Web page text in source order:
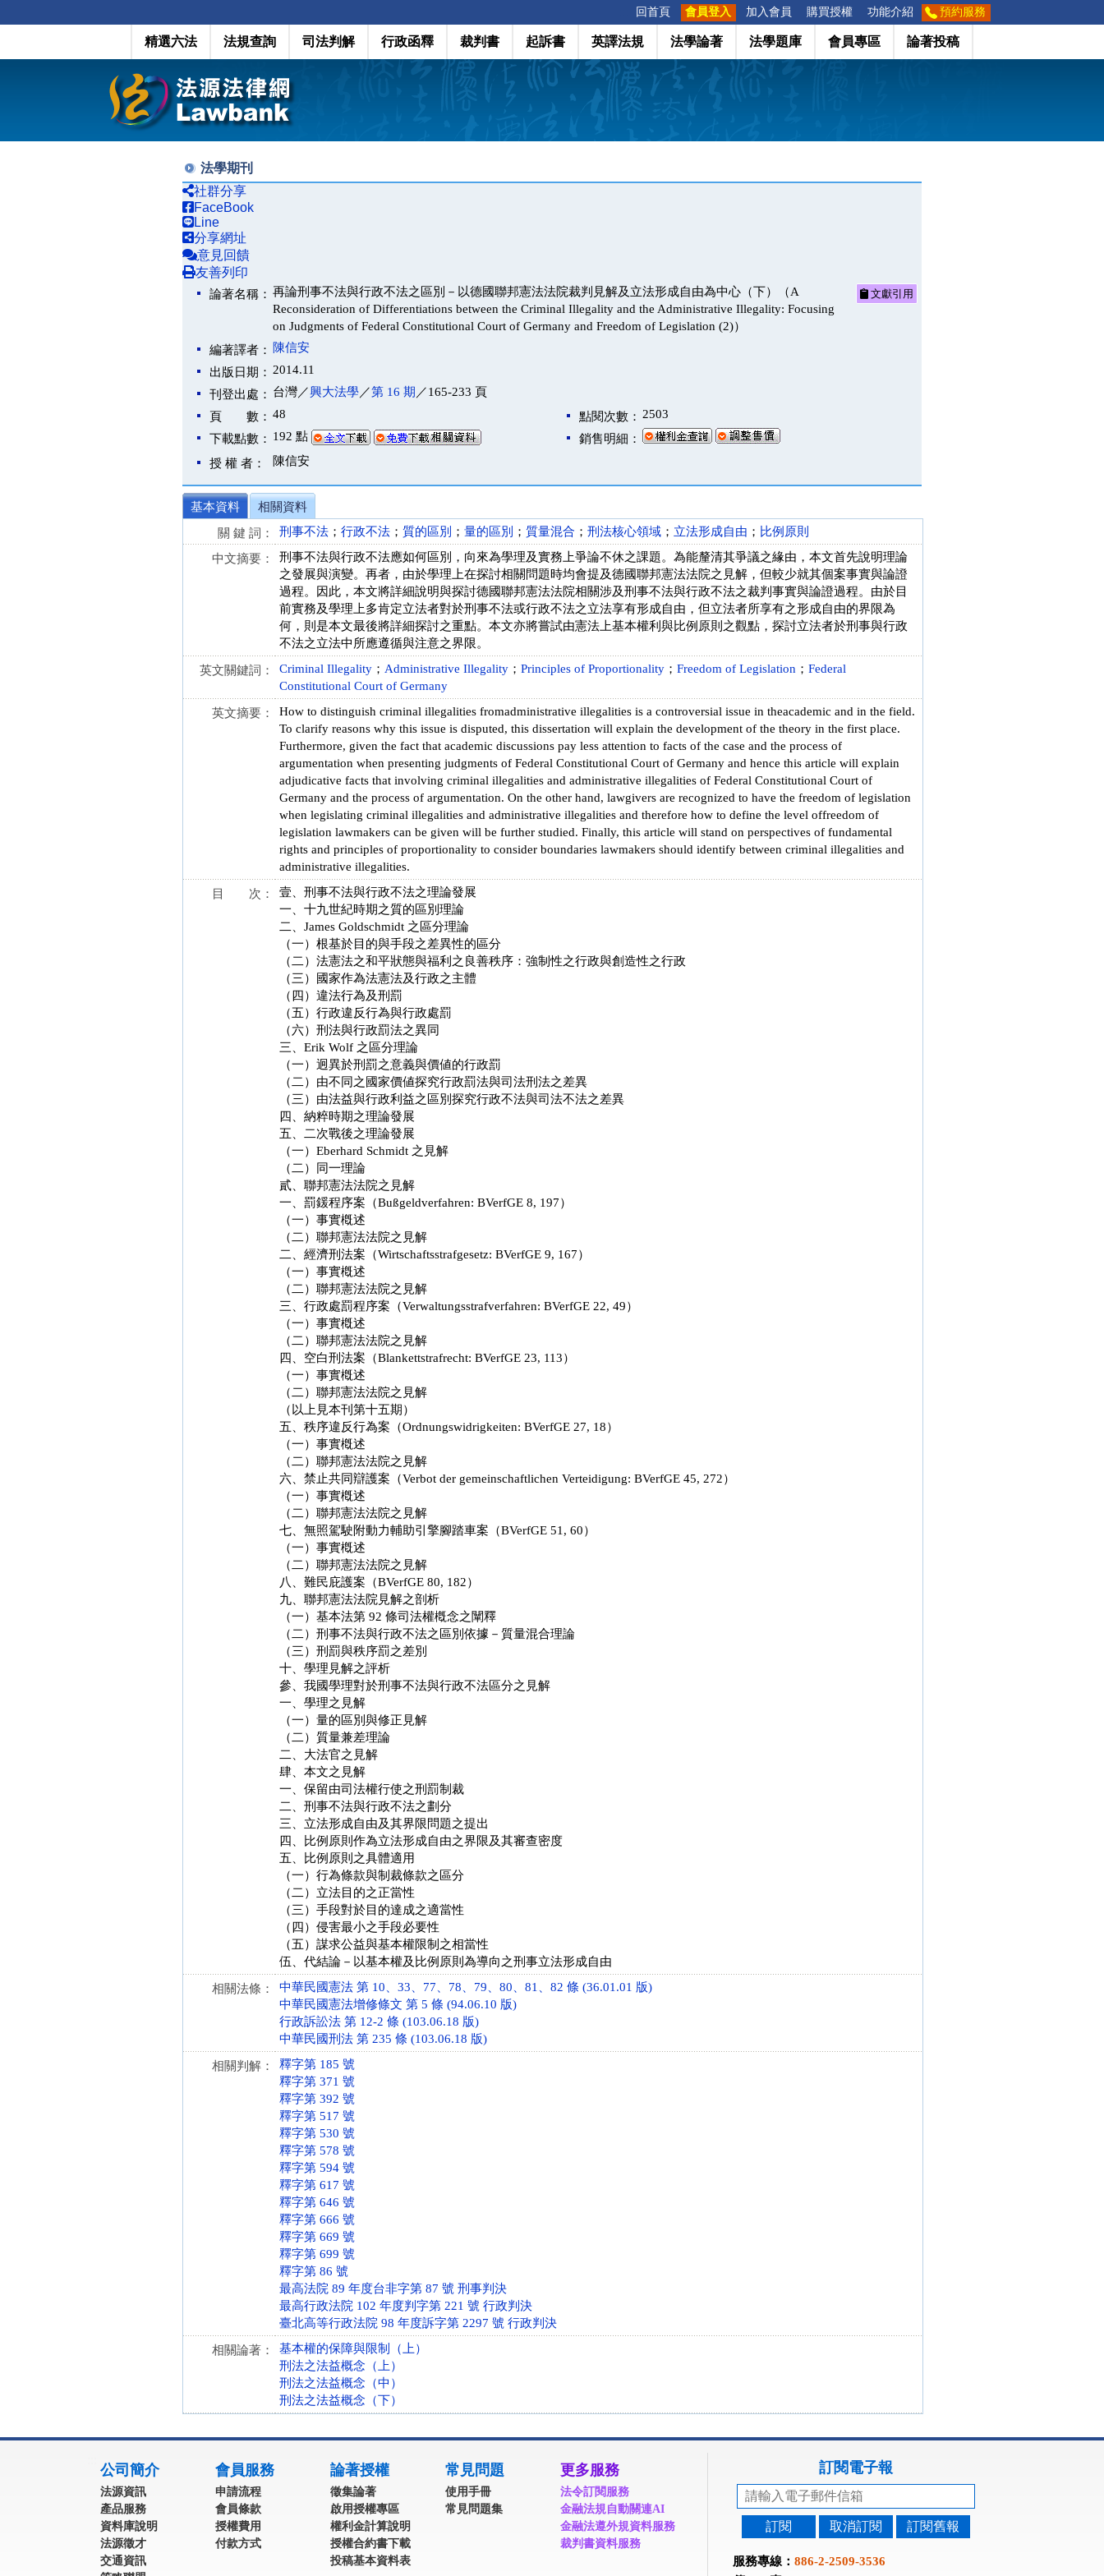
回首頁 會員登入 加入會員 購買授權 功能介紹 預約服務
精選六法 法規查詢 司法判解 行政函釋 裁判書 起訴書 英譯法規 法學論著 法學題庫 會員專區 論著投稿
法學期刊
社群分享
FaceBook
Line
分享網址
意見回饋
友善列印
論著名稱： 再論刑事不法與行政不法之區別－以德國聯邦憲法法院裁判見解及立法形成自由為中心（下）（A
Reconsideration of Differentiations between the Criminal Illegality and the Administrative Illegality: Focusing
on Judgments of Federal Constitutional Court of Germany and Freedom of Legislation (2)）
文獻引用
編著譯者：
陳信安
出版日期： 2014.11
刊登出處： 台灣／興大法學／第 16 期 ／165-233 頁
頁 數： 48 點閱次數： 2503
下載點數： 192 點
銷售明細：
授 權 者：
陳信安
基本資料
相關資料
關 鍵 詞：
刑事不法 ； 行政不法 ； 質的區別 ； 量的區別 ； 質量混合 ； 刑法核心領域 ； 立法形成自由 ； 比例原則
中文摘要：
刑事不法與行政不法應如何區別，向來為學理及實務上爭論不休之課題。為能釐清其爭議之緣由，本文首先說明理論
之發展與演變。再者，由於學理上在探討相關問題時均會提及德國聯邦憲法法院之見解，但較少就其個案事實與論證
過程。因此，本文將詳細說明與探討德國聯邦憲法法院相關涉及刑事不法與行政不法之裁判事實與論證過程。由於目
前實務及學理上多肯定立法者對於刑事不法或行政不法之立法享有形成自由，但立法者所享有之形成自由的界限為
何，則是本文最後將詳細探討之重點。本文亦將嘗試由憲法上基本權利與比例原則之觀點，探討立法者於刑事與行政
不法之立法中所應遵循與注意之界限。
英文關鍵詞： Criminal Illegality ； Administrative Illegality ； Principles of Proportionality ； Freedom of Legislation ； Federal
Constitutional Court of Germany
英文摘要：
How to distinguish criminal illegalities fromadministrative illegalities is a controversial issue in theacademic and in the field.
To clarify reasons why this issue is disputed, this dissertation will explain the development of the theory in the first place.
Furthermore, given the fact that academic discussions pay less attention to facts of the case and the process of
argumentation when presenting judgments of Federal Constitutional Court of Germany and hence this article will explain
adjudicative facts that involving criminal illegalities and administrative illegalities of Federal Constitutional Court of
Germany and the process of argumentation. On the other hand, lawgivers are recognized to have the freedom of legislation
when legislating criminal illegalities and administrative illegalities and therefore how to define the level offreedom of
legislation lawmakers can be given will be further studied. Finally, this article will stand on perspectives of fundamental
rights and principles of proportionality to consider boundaries lawmakers should identify between criminal illegalities and
administrative illegalities.
目 次：
壹、刑事不法與行政不法之理論發展
一、十九世紀時期之質的區別理論
二、James Goldschmidt 之區分理論
（一）根基於目的與手段之差異性的區分
（二）法憲法之和平狀態與福利之良善秩序：強制性之行政與創造性之行政
（三）國家作為法憲法及行政之主體
（四）違法行為及刑罰
（五）行政違反行為與行政處罰
（六）刑法與行政罰法之異同
三、Erik Wolf 之區分理論
（一）迥異於刑罰之意義與價値的行政罰
（二）由不同之國家價値探究行政罰法與司法刑法之差異
（三）由法益與行政利益之區別探究行政不法與司法不法之差異
四、納粹時期之理論發展
五、二次戰後之理論發展
（一）Eberhard Schmidt 之見解
（二）同一理論
貳、聯邦憲法法院之見解
一、罰鍰程序案（Bußgeldverfahren: BVerfGE 8, 197）
（一）事實槪述
（二）聯邦憲法法院之見解
二、經濟刑法案（Wirtschaftsstrafgesetz: BVerfGE 9, 167）
（一）事實槪述
（二）聯邦憲法法院之見解
三、行政處罰程序案（Verwaltungsstrafverfahren: BVerfGE 22, 49）
（一）事實槪述
（二）聯邦憲法法院之見解
四、空白刑法案（Blankettstrafrecht: BVerfGE 23, 113）
（一）事實槪述
（二）聯邦憲法法院之見解
（以上見本刊第十五期）
五、秩序違反行為案（Ordnungswidrigkeiten: BVerfGE 27, 18）
（一）事實槪述
（二）聯邦憲法法院之見解
六、禁止共同辯護案（Verbot der gemeinschaftlichen Verteidigung: BVerfGE 45, 272）
（一）事實槪述
（二）聯邦憲法法院之見解
七、無照駕駛附動力輔助引擎腳踏車案（BVerfGE 51, 60）
（一）事實槪述
（二）聯邦憲法法院之見解
八、難民庇護案（BVerfGE 80, 182）
九、聯邦憲法法院見解之剖析
（一）基本法第 92 條司法權槪念之闡釋
（二）刑事不法與行政不法之區別依據－質量混合理論
（三）刑罰與秩序罰之差別
十、學理見解之評析
參、我國學理對於刑事不法與行政不法區分之見解
一、學理之見解
（一）量的區別與修正見解
（二）質量兼差理論
二、大法官之見解
肆、本文之見解
一、保留由司法權行使之刑罰制裁
二、刑事不法與行政不法之劃分
三、立法形成自由及其界限問題之提出
四、比例原則作為立法形成自由之界限及其審查密度
五、比例原則之具體適用
（一）行為條款與制裁條款之區分
（二）立法目的之正當性
（三）手段對於目的達成之適當性
（四）侵害最小之手段必要性
（五）謀求公益與基本權限制之相當性
伍、代結論－以基本權及比例原則為導向之刑事立法形成自由
相關法條：
中華民國憲法 第 10、33、77、78、79、80、81、82 條 (36.01.01 版)
中華民國憲法增修條文 第 5 條 (94.06.10 版)
行政訴訟法 第 12-2 條 (103.06.18 版)
中華民國刑法 第 235 條 (103.06.18 版)
相關判解：
釋字第 185 號
釋字第 371 號
釋字第 392 號
釋字第 517 號
釋字第 530 號
釋字第 578 號
釋字第 594 號
釋字第 617 號
釋字第 646 號
釋字第 666 號
釋字第 669 號
釋字第 699 號
釋字第 86 號
最高法院 89 年度台非字第 87 號 刑事判決
最高行政法院 102 年度判字第 221 號 行政判決
臺北高等行政法院 98 年度訴字第 2297 號 行政判決
相關論著：
基本權的保障與限制（上）
刑法之法益概念（上）
刑法之法益概念（中）
刑法之法益概念（下）
公司簡介
法源資訊
產品服務
資料庫說明
法源徵才
交通資訊
會員服務
申請流程
會員條款
授權費用
付款方式
論著授權
徵集論著
啟用授權專區
權利金計算說明
授權合約書下載
投稿基本資料表
常見問題
使用手冊
常見問題集
更多服務
法令訂閱服務
金融法規自動關連AI
金融法遵外規資料服務
裁判書資料服務
訂閱電子報
訂閱 取消訂閱 訂閱舊報
服務專線： 886-2-2509-3536